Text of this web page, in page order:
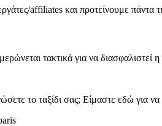
affiliates και προτείνουμε πάντα
τακτικά για να διασφαλιστεί η
το ταξίδι σας; Είμαστε εδώ για